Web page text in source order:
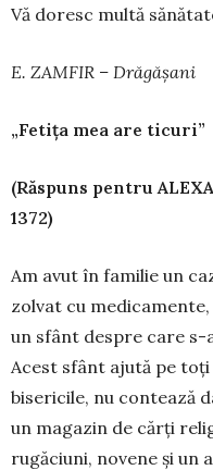
Vă doresc multă
E. ZAMFIR – Drăgășani
„Fetița mea are ticuri”
(Răspuns pentru
1372)
Am avut în familie un
zolvat cu
un sfânt despre care s-
Acest sfânt ajută pe
bisericile, nu con­tează
un magazin de cărți
rugăciuni, no­vene și un